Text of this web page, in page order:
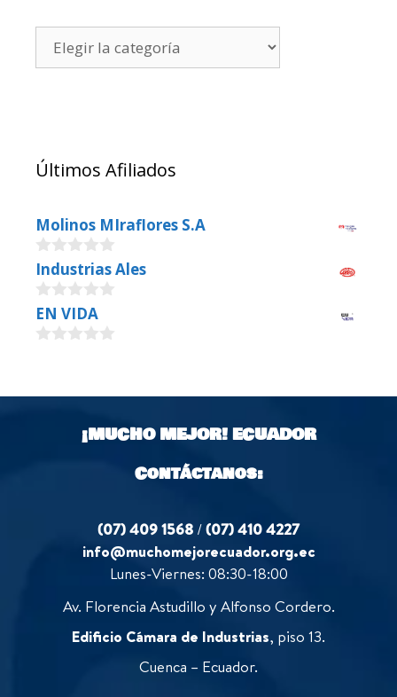
Últimos Afiliados
Molinos MIraflores S.A
0
o
u
t
o
f
Industrias Ales
0
o
u
5
EN VIDA
t
¡MUCHO MEJOR!ECUADOR
Contáctanos:
(07) 409 1568 /(07) 410 4227
info@muchomejorecuador.org.ec
Lunes-Viernes: 08:30-18:00
Av. Florencia Astudillo y Alfonso Cordero.
Edificio Cámara de Industrias, piso 13.
Cuenca – Ecuador.